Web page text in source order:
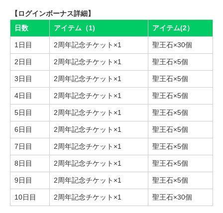
【ログインボーナス詳細】
日数
アイテム（1) アイテム(2）
1日目 2周年記念チケット×1 聖王石×30個
2日目 2周年記念チケット×1 聖王石×5個
3日目 2周年記念チケット×1 聖王石×5個
4日目 2周年記念チケット×1 聖王石×5個
5日目 2周年記念チケット×1 聖王石×5個
6日目 2周年記念チケット×1 聖王石×5個
7日目 2周年記念チケット×1 聖王石×5個
8日目 2周年記念チケット×1 聖王石×5個
9日目 2周年記念チケット×1 聖王石×5個
10日目 2周年記念チケット×1 聖王石×30個